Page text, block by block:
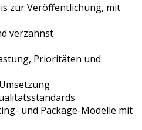
zur Veröffentlichung, mit
verzahnst
Prioritäten und
und Package-Modelle mit